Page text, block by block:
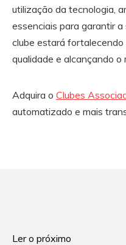
utilização da tecnologia,
essenciais para garantir
clube estará
qualidade e alcançando
Adquira o Clubes
automatizado e mais
Ler o próximo